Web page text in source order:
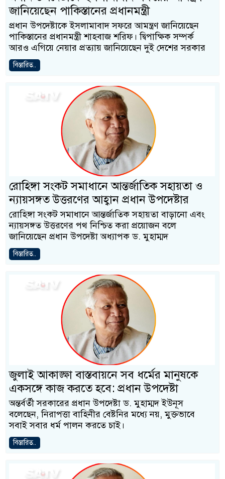
জানিয়েছেন পাকিস্তানের প্রধানমন্ত্রী
প্রধান উপদেষ্টাকে ইসলামাবাদ সফরে আমন্ত্রণ জানিয়েছেন
পাকিস্তানের প্রধানমন্ত্রী শাহবাজ শরিফ। দ্বিপাক্ষিক সম্পর্ক
আরও এগিয়ে নেয়ার প্রত্যায় জানিয়েছেন দুই দেশের সরকার
বিস্তারিত..
রোহিঙ্গা সংকট সমাধানে আন্তর্জাতিক সহায়তা ও
ন্যায়সঙ্গত উত্তরণের আহ্বান প্রধান উপদেষ্টার
রোহিঙ্গা সংকট সমাধানে আন্তর্জাতিক সহায়তা বাড়ানো এবং
ন্যায়সঙ্গত উত্তরণের পথ নিশ্চিত করা প্রয়োজন বলে
জানিয়েছেন প্রধান উপদেষ্টা অধ্যাপক ড. মুহাম্মদ
বিস্তারিত..
জুলাই আকাঙ্ক্ষা বাস্তবায়নে সব ধর্মের মানুষকে
একসঙ্গে কাজ করতে হবে: প্রধান উপদেষ্টা
অন্তর্বর্তী সরকারের প্রধান উপদেষ্টা ড. মুহাম্মদ ইউনূস
বলেছেন, নিরাপত্তা বাহিনীর বেষ্টনির মধ্যে নয়, মুক্তভাবে
সবাই সবার ধর্ম পালন করতে চাই।
বিস্তারিত..